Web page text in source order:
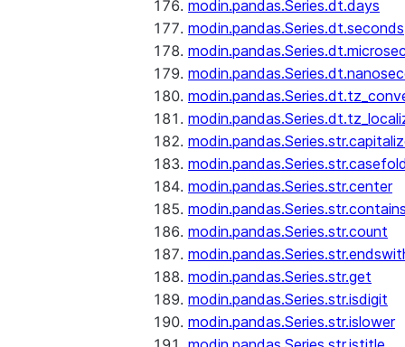
modin.pandas.Series.dt.days
modin.pandas.Series.dt.seconds
modin.pandas.Series.str.center
modin.pandas.Series.str.count
modin.pandas.Series.str.get
modin.pandas.Series.str.isdigit
modin.pandas.Series.str.islower